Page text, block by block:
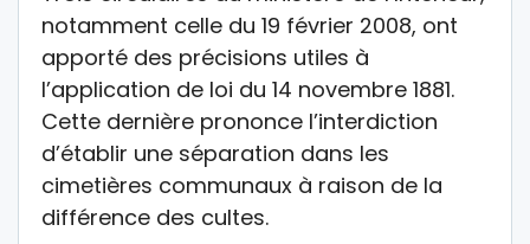
notamment celle du 19 février 2008, ont
apporté des précisions utiles à
l’application de loi du 14 novembre 1881.
Cette dernière prononce l’interdiction
d’établir une séparation dans les
cimetières communaux à raison de la
différence des cultes.